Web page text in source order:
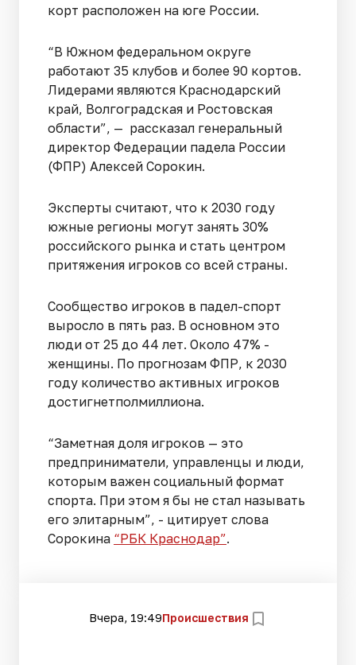
корт расположен на юге России.
“В Южном федеральном округе
работают 35 клубов и более 90 кортов.
Лидерами являются Краснодарский
край, Волгоградская и Ростовская
области”, — рассказал генеральный
директор Федерации падела России
(ФПР) Алексей Сорокин.
Эксперты считают, что к 2030 году
южные регионы могут занять 30%
российского рынка и стать центром
притяжения игроков со всей страны.
Сообщество игроков в падел-спорт
выросло в пять раз. В основном это
люди от 25 до 44 лет. Около 47% -
женщины. По прогнозам ФПР, к 2030
году количество активных игроков
достигнетполмиллиона.
“Заметная доля игроков — это
предприниматели, управленцы и люди,
которым важен социальный формат
спорта. При этом я бы не стал называть
его элитарным”, - цитирует слова
Сорокина “РБК Краснодар”.
Вчера, 19:49Происшествия